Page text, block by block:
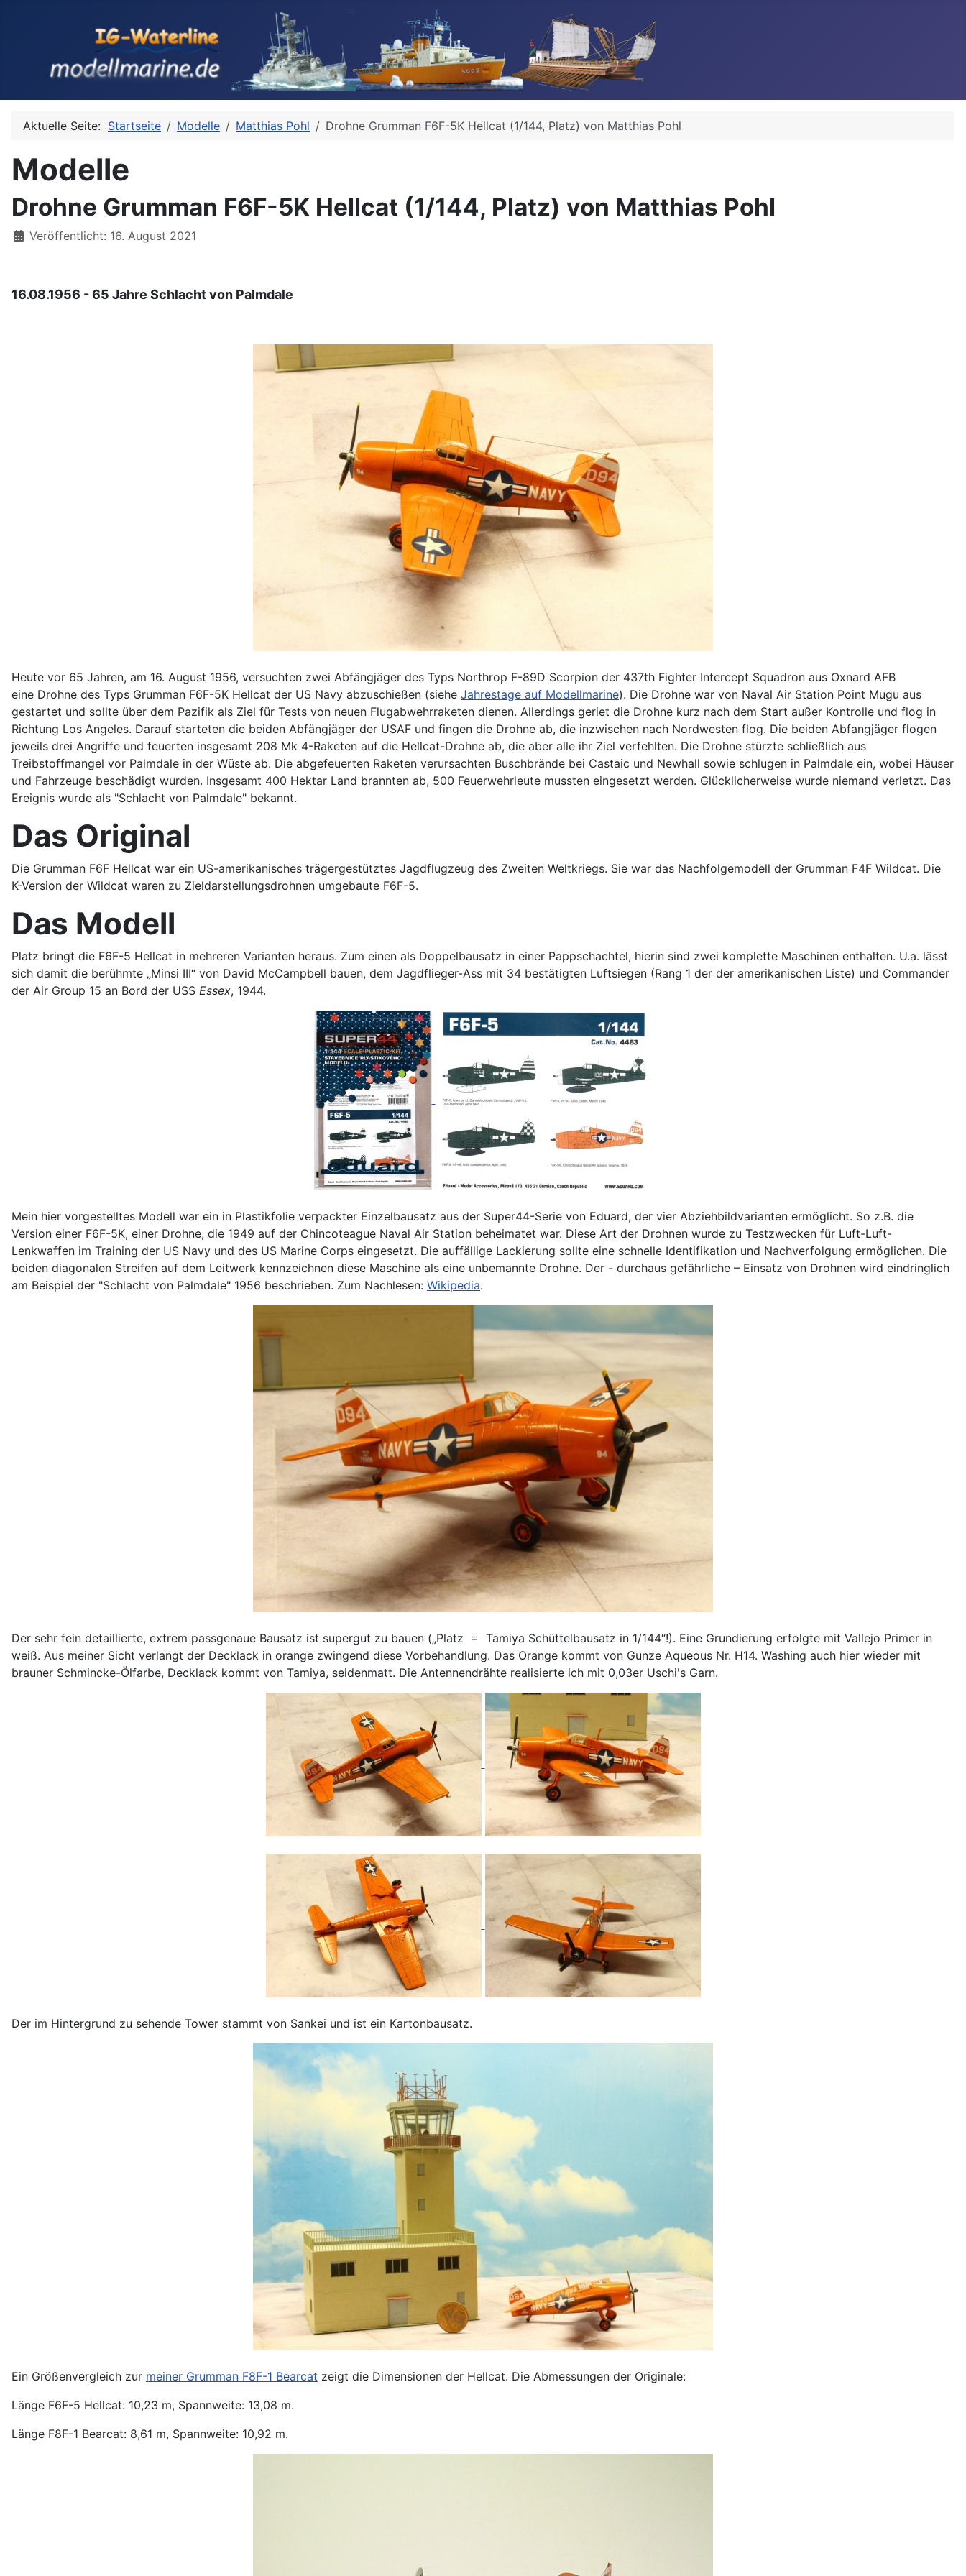
Aktuelle Seite: Startseite Modelle Matthias Pohl Drohne Grumman F6F-5K Hellcat (1/144, Platz) von Matthias Pohl
Modelle
Drohne Grumman F6F-5K Hellcat (1/144, Platz) von Matthias Pohl
Details
Veröffentlicht: 16. August 2021
16.08.1956 - 65 Jahre Schlacht von Palmdale
Heute vor 65 Jahren, am 16. August 1956, versuchten zwei Abfängjäger des Typs Northrop F-89D Scorpion der 437th Fighter Intercept Squadron aus Oxnard AFB
eine Drohne des Typs Grumman F6F-5K Hellcat der US Navy abzuschießen (siehe Jahrestage auf Modellmarine). Die Drohne war von Naval Air Station Point Mugu aus
gestartet und sollte über dem Pazifik als Ziel für Tests von neuen Flugabwehrraketen dienen. Allerdings geriet die Drohne kurz nach dem Start außer Kontrolle und flog in
Richtung Los Angeles. Darauf starteten die beiden Abfängjäger der USAF und fingen die Drohne ab, die inzwischen nach Nordwesten flog. Die beiden Abfangjäger flogen
jeweils drei Angriffe und feuerten insgesamt 208 Mk 4-Raketen auf die Hellcat-Drohne ab, die aber alle ihr Ziel verfehlten. Die Drohne stürzte schließlich aus
Treibstoffmangel vor Palmdale in der Wüste ab. Die abgefeuerten Raketen verursachten Buschbrände bei Castaic und Newhall sowie schlugen in Palmdale ein, wobei Häuser
und Fahrzeuge beschädigt wurden. Insgesamt 400 Hektar Land brannten ab, 500 Feuerwehrleute mussten eingesetzt werden. Glücklicherweise wurde niemand verletzt. Das
Ereignis wurde als "Schlacht von Palmdale" bekannt.
Das Original
Die Grumman F6F Hellcat war ein US-amerikanisches trägergestütztes Jagdflugzeug des Zweiten Weltkriegs. Sie war das Nachfolgemodell der Grumman F4F Wildcat. Die
K-Version der Wildcat waren zu Zieldarstellungsdrohnen umgebaute F6F-5.
Das Modell
Platz bringt die F6F-5 Hellcat in mehreren Varianten heraus. Zum einen als Doppelbausatz in einer Pappschachtel, hierin sind zwei komplette Maschinen enthalten. U.a. lässt
sich damit die berühmte „Minsi III“ von David McCampbell bauen, dem Jagdflieger-Ass mit 34 bestätigten Luftsiegen (Rang 1 der der amerikanischen Liste) und Commander
der Air Group 15 an Bord der USS Essex, 1944.
Mein hier vorgestelltes Modell war ein in Plastikfolie verpackter Einzelbausatz aus der Super44-Serie von Eduard, der vier Abziehbildvarianten ermöglicht. So z.B. die
Version einer F6F-5K, einer Drohne, die 1949 auf der Chincoteague Naval Air Station beheimatet war. Diese Art der Drohnen wurde zu Testzwecken für Luft-Luft-
Lenkwaffen im Training der US Navy und des US Marine Corps eingesetzt. Die auffällige Lackierung sollte eine schnelle Identifikation und Nachverfolgung ermöglichen. Die
beiden diagonalen Streifen auf dem Leitwerk kennzeichnen diese Maschine als eine unbemannte Drohne. Der - durchaus gefährliche – Einsatz von Drohnen wird eindringlich
am Beispiel der "Schlacht von Palmdale" 1956 beschrieben. Zum Nachlesen: Wikipedia.
Der sehr fein detaillierte, extrem passgenaue Bausatz ist supergut zu bauen („Platz = Tamiya Schüttelbausatz in 1/144“!). Eine Grundierung erfolgte mit Vallejo Primer in
weiß. Aus meiner Sicht verlangt der Decklack in orange zwingend diese Vorbehandlung. Das Orange kommt von Gunze Aqueous Nr. H14. Washing auch hier wieder mit
brauner Schmincke-Ölfarbe, Decklack kommt von Tamiya, seidenmatt. Die Antennendrähte realisierte ich mit 0,03er Uschi's Garn.
Der im Hintergrund zu sehende Tower stammt von Sankei und ist ein Kartonbausatz.
Ein Größenvergleich zur meiner Grumman F8F-1 Bearcat zeigt die Dimensionen der Hellcat. Die Abmessungen der Originale:
Länge F6F-5 Hellcat: 10,23 m, Spannweite: 13,08 m.
Länge F8F-1 Bearcat: 8,61 m, Spannweite: 10,92 m.